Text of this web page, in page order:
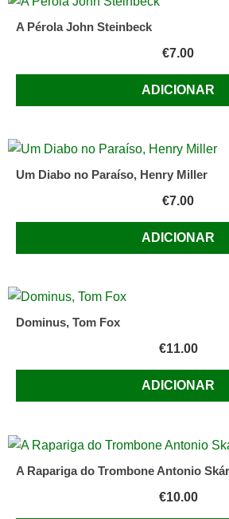
A Pérola John Steinbeck
€7.00
ADICIONAR
Um Diabo no Paraíso, Henry Miller
€7.00
ADICIONAR
Dominus, Tom Fox
€11.00
ADICIONAR
A Rapariga do Trombone Antonio
€10.00